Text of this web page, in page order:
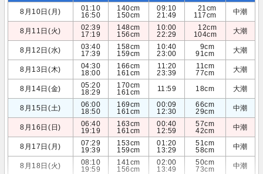
8月10日(月)
01:10
16:50
140cm
150cm
09:10
21:49
21cm
117cm
中潮
8月11日(火)
02:39
17:19
148cm
156cm
10:00
22:29
12cm
104cm
大潮
8月12日(水)
03:40
17:39
158cm
159cm
10:40
23:00
9cm
91cm
大潮
8月13日(木)
04:30
18:00
166cm
161cm
11:20
23:39
11cm
77cm
大潮
8月14日(金)
05:20
18:29
170cm
161cm
11:59 18cm 大潮
8月15日(土)
06:00
18:50
169cm
161cm
00:09
12:30
66cm
29cm
中潮
8月16日(日)
06:40
19:19
163cm
161cm
00:40
12:59
57cm
42cm
中潮
8月17日(月)
07:29
19:39
153cm
159cm
01:20
13:29
51cm
58cm
中潮
8月18日(火)
08:10
19:59
141cm
156cm
02:00
13:49
50cm
73cm
中潮